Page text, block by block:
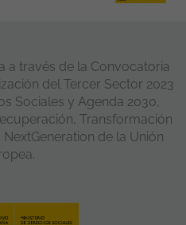
a través de la Convocatoria
del Tercer Sector 2023
Sociales y Agenda 2030,
Transformación
de la Unión